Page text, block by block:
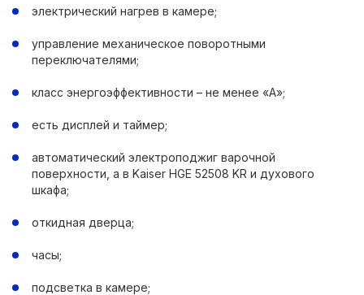
электрический нагрев в камере;
управление механическое поворотными
переключателями;
класс энергоэффективности – не менее «А»;
есть дисплей и таймер;
автоматический электроподжиг варочной
поверхности, а в Kaiser HGE 52508 KR и духового
шкафа;
откидная дверца;
часы;
подсветка в камере;